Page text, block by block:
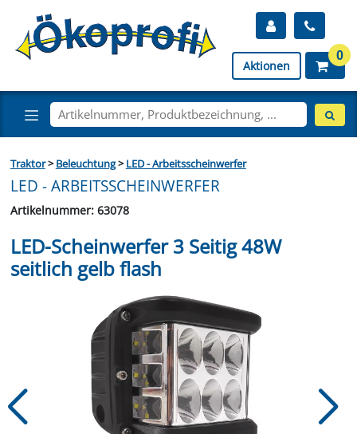
Aktionen
0
Traktor>Beleuchtung>LED - Arbeitsscheinwerfer
LED - ARBEITSSCHEINWERFER
Artikelnummer: 63078
LED-Scheinwerfer 3 Seitig 48W
seitlich gelb flash